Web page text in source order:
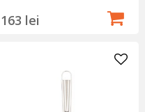
163 lei